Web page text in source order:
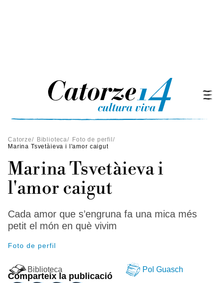
Catorze/ Biblioteca/ Foto de perfil /
Marina Tsvetàieva i l'amor caigut
Marina Tsvetàieva i
l'amor caigut
Cada amor que s’engruna fa una mica més
petit el món en què vivim
Foto de perfil
Biblioteca Pol Guasch
Comparteix la publicació